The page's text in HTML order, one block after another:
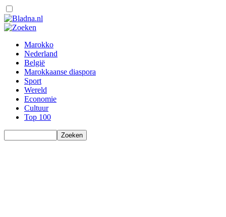
Marokko
Nederland
België
Marokkaanse diaspora
Sport
Wereld
Economie
Cultuur
Top 100